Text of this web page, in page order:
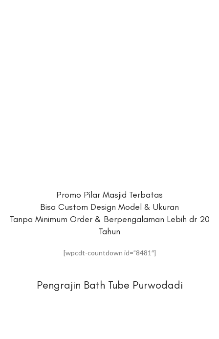
Promo Pilar Masjid Terbatas
Bisa Custom Design Model & Ukuran
Tanpa Minimum Order & Berpengalaman Lebih dr 20
Tahun
[wpcdt-countdown id=”8481″]
Pengrajin Bath Tube Purwodadi